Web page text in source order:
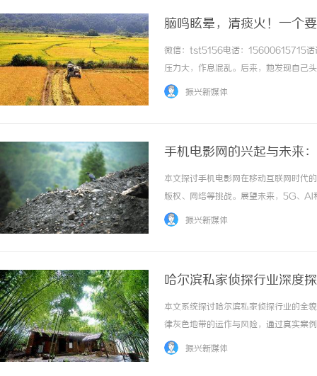
脑鸣眩晕，清痰火！一个
微信：tst5156电话：15600615715话
压力大，作息混乱。后来，她发现自己
困难，即使睡着也多梦易醒。睡眠不好
振兴新媒体
手机电影网的兴起与未来
本文探讨手机电影网在移动互联网时代
版权、网络等挑战。展望未来，5G、
远影响。 ...……
振兴新媒体
哈尔滨私家侦探行业深度
本文系统探讨哈尔滨私家侦探行业的全
律灰色地带的运作与风险，通过真实案
……
振兴新媒体